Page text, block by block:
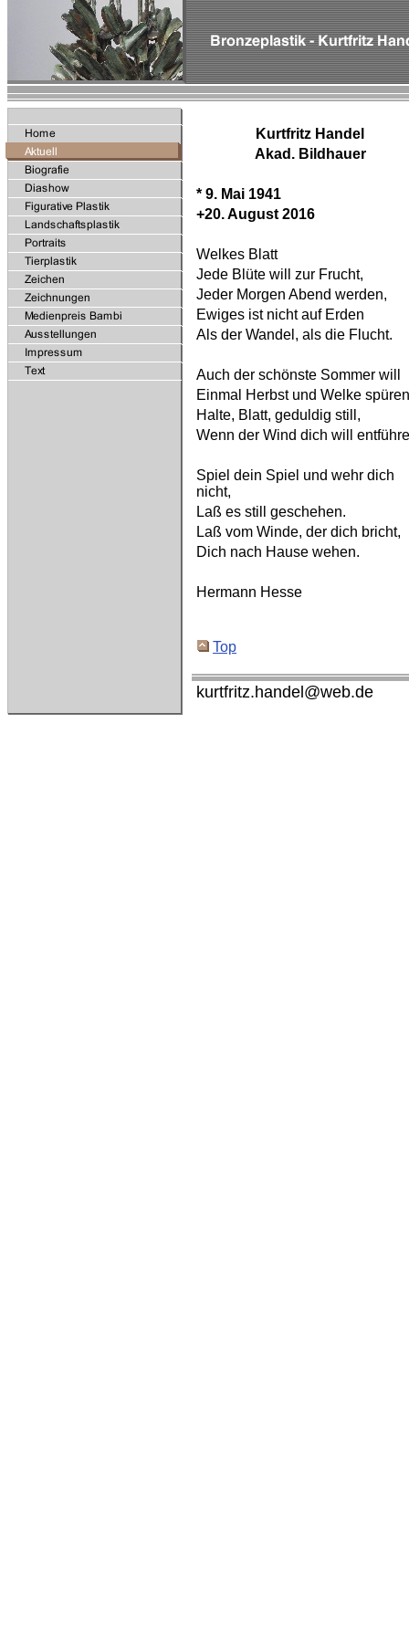
Kurtfritz Handel
Akad. Bildhauer
* 9. Mai 1941
+20. August 2016
Welkes Blatt
Jede Blüte will zur Frucht,
Jeder Morgen Abend werden,
Ewiges ist nicht auf Erden
Als der Wandel, als die Flucht.
Auch der schönste Sommer will
Einmal Herbst und Welke
Halte, Blatt, geduldig still,
Wenn der Wind dich will
Spiel dein Spiel und wehr dich
nicht,
Laß es still geschehen.
Laß vom Winde, der dich bricht,
Dich nach Hause wehen.
Hermann Hesse
Top
kurtfritz.handel@web.de